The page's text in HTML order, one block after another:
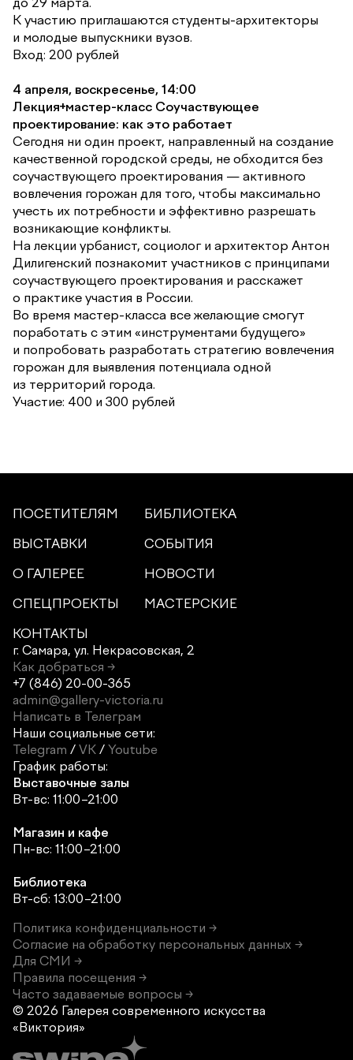
К участию приглашаются студенты-архитекторы
и молодые выпускники вузов.
Вход: 200 рублей
4 апреля, воскресенье, 14:00
Лекция+мастер-класс Соучаствующее
проектирование: как это работает
Сегодня ни один проект, направленный на создание
качественной городской среды, не обходится без
соучаствующего проектирования — активного
вовлечения горожан для того, чтобы максимально
учесть их потребности и эффективно разрешать
возникающие конфликты.
На лекции урбанист, социолог и архитектор Антон
Дилигенский познакомит участников с принципами
соучаствующего проектирования и расскажет
о практике участия в России.
Во время мастер-класса все желающие смогут
поработать с этим «инструментами будущего»
и попробовать разработать стратегию вовлечения
горожан для выявления потенциала одной
из территорий города.
Участие: 400 и 300 рублей
ПОСЕТИТЕЛЯМ
БИБЛИОТЕКА
ВЫСТАВКИ
СОБЫТИЯ
О ГАЛЕРЕЕ
НОВОСТИ
СПЕЦПРОЕКТЫ
МАСТЕРСКИЕ
КОНТАКТЫ
г. Самара, ул. Некрасовская, 2
Как добраться →
+7 (846) 20-00-365
admin@gallery-victoria.ru
Написать в Телеграм
Наши социальные сети:
Telegram / VK / Youtube
График работы:
Выставочные залы
Вт-вс: 11:00–21:00
Магазин и кафе
Пн-вс: 11:00–21:00
Библиотека
Вт-сб: 13:00–21:00
Политика конфиденциальности →
Согласие на обработку персональных данных →
Для СМИ →
Правила посещения →
Часто задаваемые вопросы →
© 2026 Галерея современного искусства
«Виктория»